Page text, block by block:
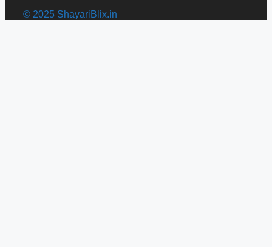
© 2025 ShayariBlix.in